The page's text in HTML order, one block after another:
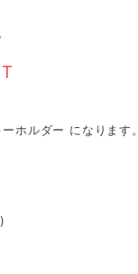
ホルダー になります。